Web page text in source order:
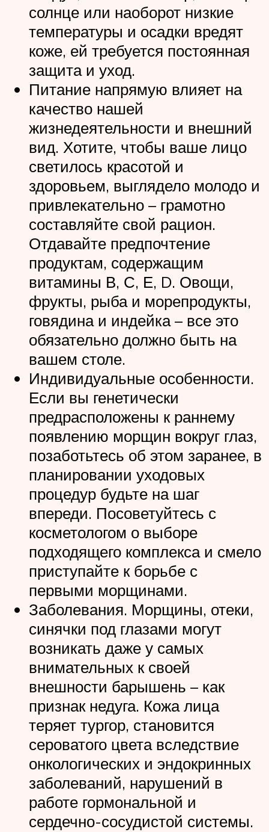
солнце или наоборот низкие
температуры и осадки вредят
коже, ей требуется постоянная
защита и уход.
Питание напрямую влияет на
качество нашей
жизнедеятельности и внешний
вид. Хотите, чтобы ваше лицо
светилось красотой и
здоровьем, выглядело молодо и
привлекательно – грамотно
составляйте свой рацион.
Отдавайте предпочтение
продуктам, содержащим
витамины В, С, Е, D. Овощи,
фрукты, рыба и морепродукты,
говядина и индейка – все это
обязательно должно быть на
вашем столе.
Индивидуальные особенности.
Если вы генетически
предрасположены к раннему
появлению морщин вокруг глаз,
позаботьтесь об этом заранее, в
планировании уходовых
процедур будьте на шаг
впереди. Посоветуйтесь с
косметологом о выборе
подходящего комплекса и смело
приступайте к борьбе с
первыми морщинами.
Заболевания. Морщины, отеки,
синячки под глазами могут
возникать даже у самых
внимательных к своей
внешности барышень – как
признак недуга. Кожа лица
теряет тургор, становится
сероватого цвета вследствие
онкологических и эндокринных
заболеваний, нарушений в
работе гормональной и
сердечно-сосудистой системы.